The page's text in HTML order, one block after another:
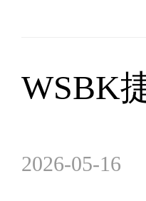
WSBK
2026-05-16